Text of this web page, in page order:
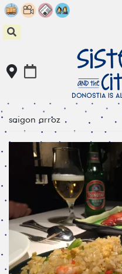
Skip
to
content
saigon arroz